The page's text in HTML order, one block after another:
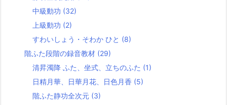
中級動功 (32)
上級動功 (2)
すわいしょう・そわか ひと (8)
階ふた段階の録音教材 (29)
清昇濁降 ふた、坐式、立ちのふた (1)
日精月華、日華月花、日色月香 (5)
階ふた静功全次元 (3)